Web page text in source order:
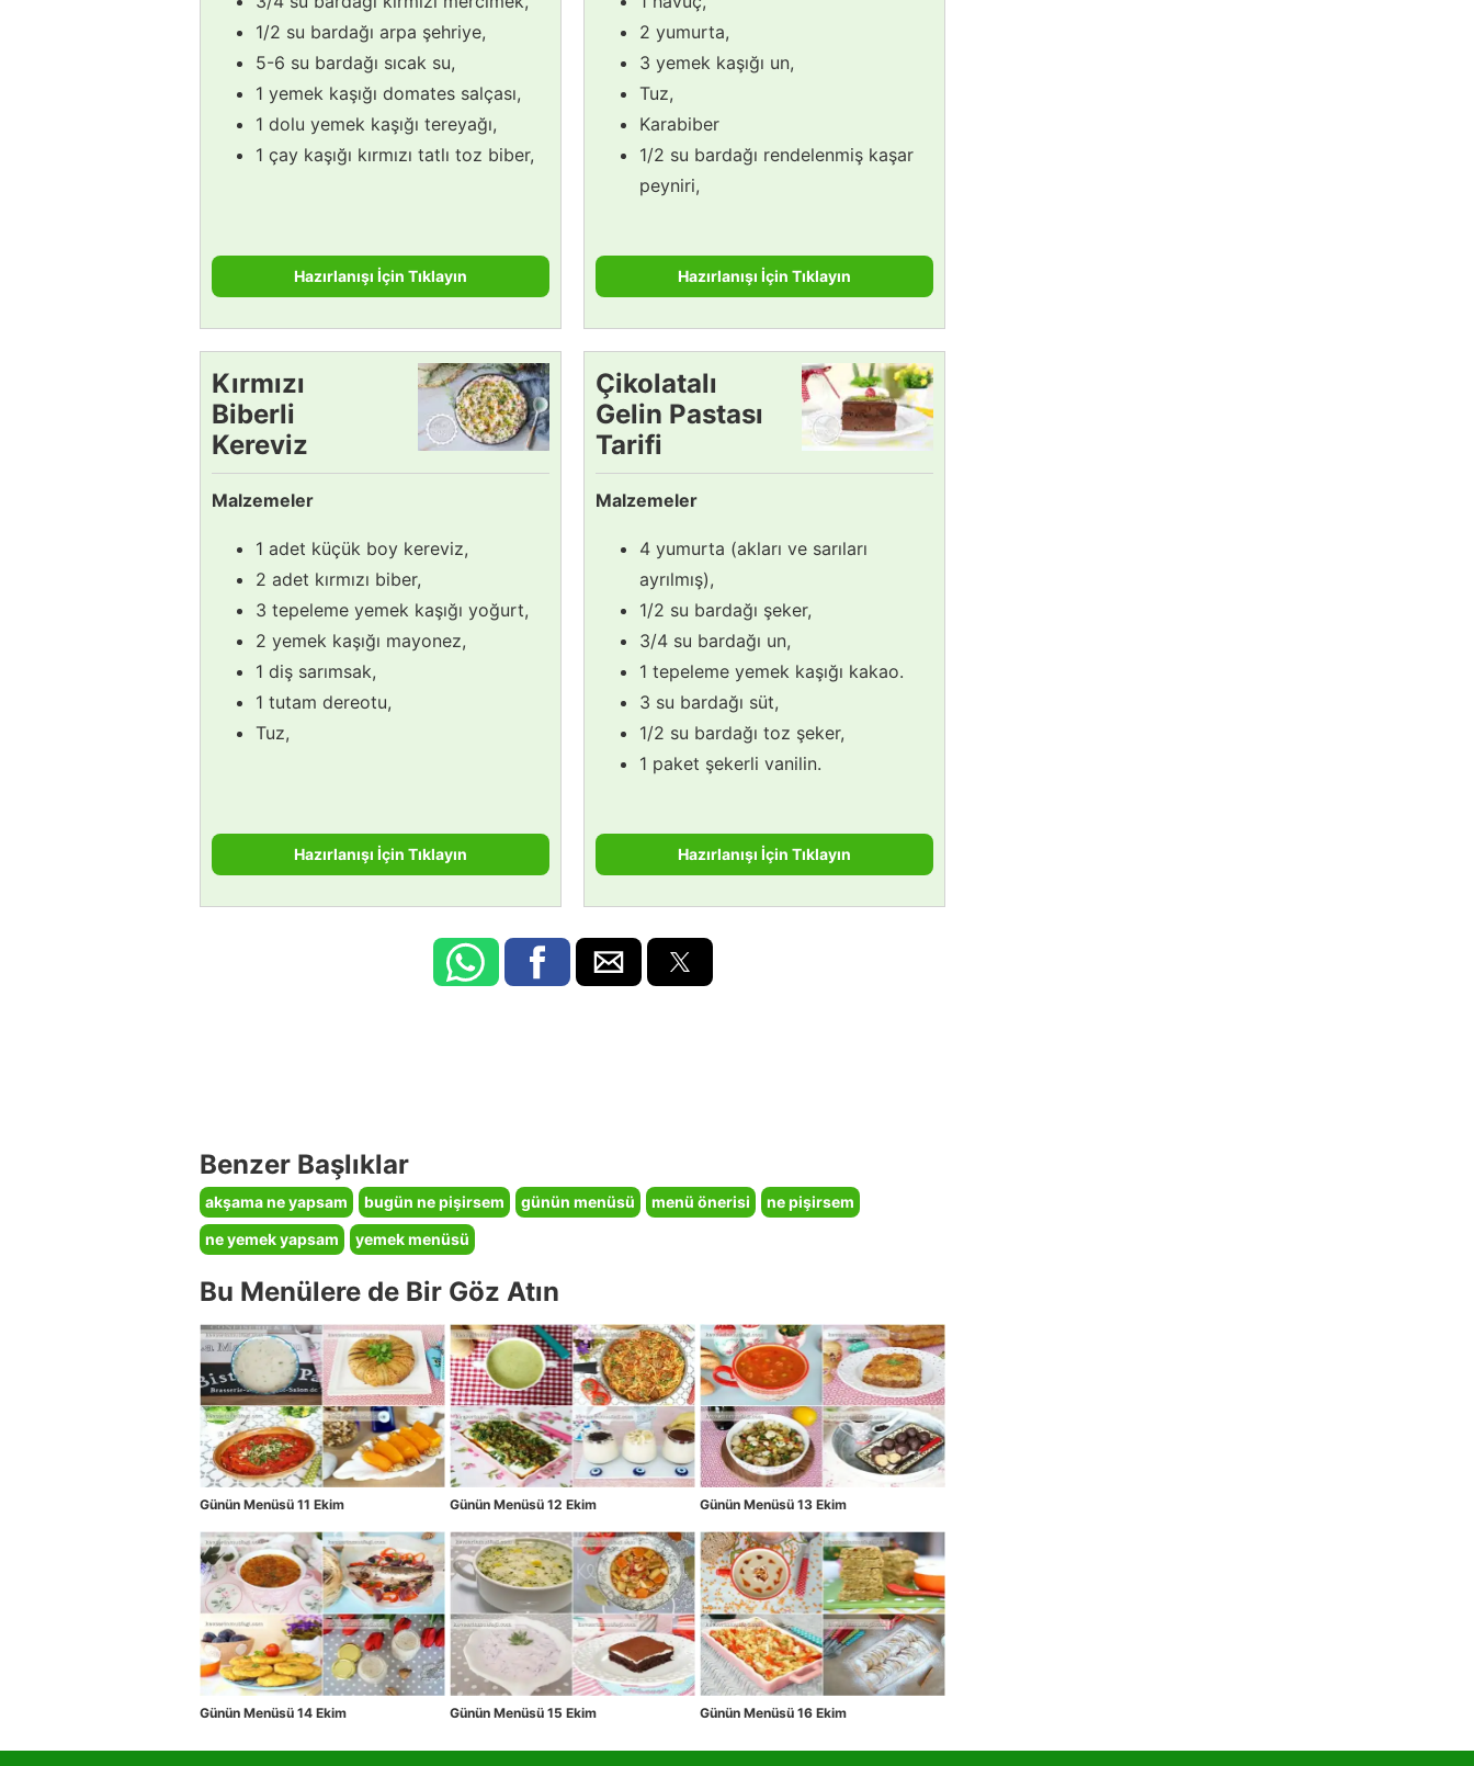
1/2 su bardağı arpa şehriye,
5-6 su bardağı sıcak su,
1 yemek kaşığı domates salçası,
1 dolu yemek kaşığı tereyağı,
1 çay kaşığı kırmızı tatlı toz biber,
Hazırlanışı İçin Tıklayın
2 yumurta,
3 yemek kaşığı un,
Tuz,
Karabiber
1/2 su bardağı rendelenmiş kaşar
peyniri,
Hazırlanışı İçin Tıklayın
Kırmızı
Biberli
Kereviz
Salatası
Tarifi
Malzemeler
1 adet küçük boy kereviz,
2 adet kırmızı biber,
3 tepeleme yemek kaşığı yoğurt,
2 yemek kaşığı mayonez,
1 diş sarımsak,
1 tutam dereotu,
Tuz,
Hazırlanışı İçin Tıklayın
Çikolatalı
Gelin Pastası
Tarifi
Malzemeler
4 yumurta (akları ve sarıları
ayrılmış),
1/2 su bardağı şeker,
3/4 su bardağı un,
1 tepeleme yemek kaşığı kakao.
3 su bardağı süt,
1/2 su bardağı toz şeker,
1 paket şekerli vanilin.
Hazırlanışı İçin Tıklayın
Benzer Başlıklar
akşama ne yapsam bugün ne pişirsem günün menüsü menü önerisi
ne pişirsem
ne yemek yapsam
yemek menüsü
Bu Menülere de Bir Göz Atın
Günün Menüsü 11 Ekim Günün Menüsü 12 Ekim Günün Menüsü 13 Ekim
Günün Menüsü 14 Ekim Günün Menüsü 15 Ekim Günün Menüsü 16 Ekim